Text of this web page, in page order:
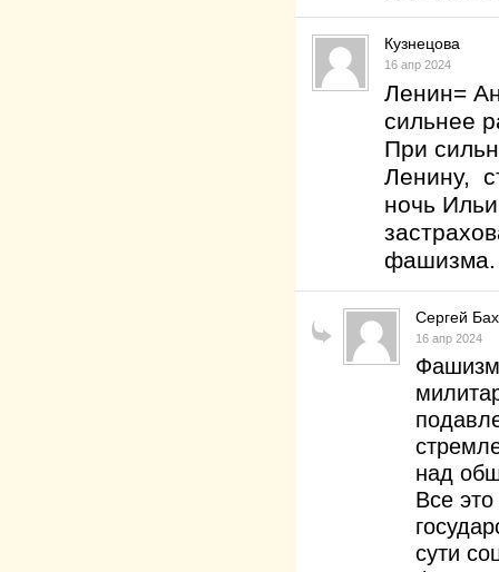
Кузнецова
16 апр 2024
Ленин=
сильнее
При
Ленину,
ночь
фашизма.
Сергей
16 апр 2024
Фашизм
над
Все
сути